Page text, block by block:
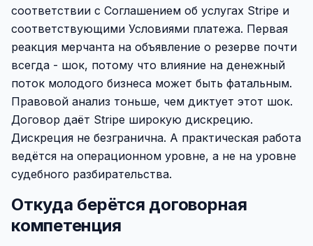
соответствии с Соглашением об услугах Stripe и
соответствующими Условиями платежа. Первая
реакция мерчанта на объявление о резерве почти
всегда - шок, потому что влияние на денежный
поток молодого бизнеса может быть фатальным.
Правовой анализ тоньше, чем диктует этот шок.
Договор даёт Stripe широкую дискрецию.
Дискреция не безгранична. А практическая работа
ведётся на операционном уровне, а не на уровне
судебного разбирательства.
Откуда берётся договорная
компетенция